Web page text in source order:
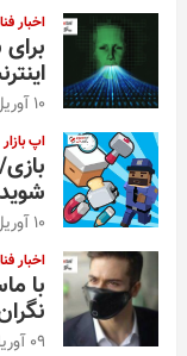
اخبار
10 آوریل 2024
اپ بازار
شوید
10 آوریل 2024
اخبار
با
09 آوریل 2024